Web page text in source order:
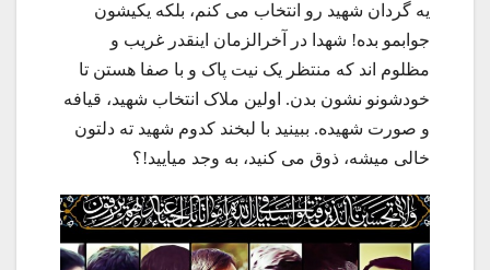
یه گردان شهید رو انتخاب می کنم، بلکه یکیشون
جوابمو بده! شهدا در آخرالزمان اینقدر غریب و
مظلوم اند که منتظر یک نیت پاک و با صفا هستن تا
خودشونو نشون بدن. اولین ملاک انتخاب شهید، قیافه
و صورت شهیده. ببینید با لبخند کدوم شهید ته دلتون
خالی میشه، ذوق می کنید، به وجد میایید!؟